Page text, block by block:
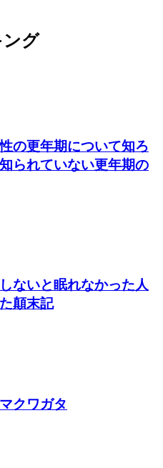
ング
の更年期について知ろ
られていない更年期の
ないと眠れなかった人
顛末記
クワガタ